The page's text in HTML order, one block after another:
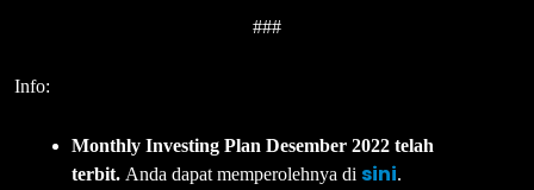
###
Info:
Monthly Investing Plan Desember 2022 telah
terbit. Anda dapat memperolehnya di sini.